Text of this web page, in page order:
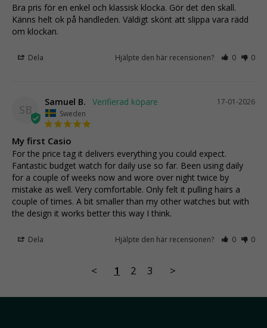
Bra pris för en enkel och klassisk klocka. Gör det den skall.
Känns helt ok på handleden. Väldigt skönt att slippa vara rädd
om klockan.
Dela Hjälpte den här recensionen? 0 0
SB
17-01-2026
Samuel B.
Sweden
My first Casio
For the price tag it delivers everything you could expect.
Fantastic budget watch for daily use so far. Been using daily
for a couple of weeks now and wore over night twice by
mistake as well. Very comfortable. Only felt it pulling hairs a
couple of times. A bit smaller than my other watches but with
the design it works better this way I think.
Dela Hjälpte den här recensionen? 0 0
< 1 2 3 >